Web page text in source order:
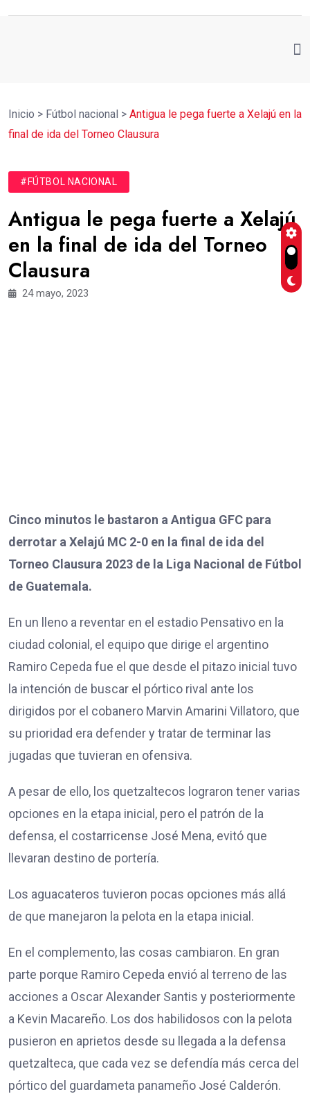
Inicio > Fútbol nacional > Antigua le pega fuerte a Xelajú en la
final de ida del Torneo Clausura
#FÚTBOL NACIONAL
Antigua le pega fuerte a Xelajú
en la final de ida del Torneo
Clausura
24 mayo, 2023
Cinco minutos le bastaron a Antigua GFC para
derrotar a Xelajú MC 2-0 en la final de ida del
Torneo Clausura 2023 de la Liga Nacional de Fútbol
de Guatemala.
En un lleno a reventar en el estadio Pensativo en la
ciudad colonial, el equipo que dirige el argentino
Ramiro Cepeda fue el que desde el pitazo inicial tuvo
la intención de buscar el pórtico rival ante los
dirigidos por el cobanero Marvin Amarini Villatoro, que
su prioridad era defender y tratar de terminar las
jugadas que tuvieran en ofensiva.
A pesar de ello, los quetzaltecos lograron tener varias
opciones en la etapa inicial, pero el patrón de la
defensa, el costarricense José Mena, evitó que
llevaran destino de portería.
Los aguacateros tuvieron pocas opciones más allá
de que manejaron la pelota en la etapa inicial.
En el complemento, las cosas cambiaron. En gran
parte porque Ramiro Cepeda envió al terreno de las
acciones a Oscar Alexander Santis y posteriormente
a Kevin Macareño. Los dos habilidosos con la pelota
pusieron en aprietos desde su llegada a la defensa
quetzalteca, que cada vez se defendía más cerca del
pórtico del guardameta panameño José Calderón.